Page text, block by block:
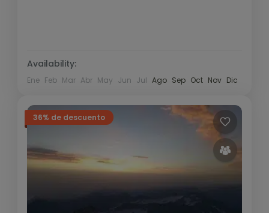
Availability:
Ene Feb Mar Abr May Jun Jul Ago Sep Oct Nov Dic
36% de descuento